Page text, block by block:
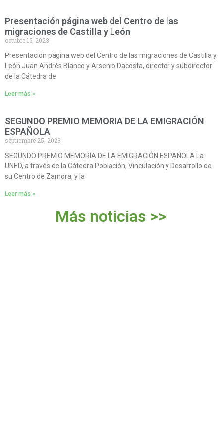
Presentación página web del Centro de las
migraciones de Castilla y León
octubre 16, 2023
Presentación página web del Centro de las migraciones de Castilla y
León Juan Andrés Blanco y Arsenio Dacosta, director y subdirector
de la Cátedra de
Leer más »
SEGUNDO PREMIO MEMORIA DE LA EMIGRACIÓN
ESPAÑOLA
septiembre 25, 2023
SEGUNDO PREMIO MEMORIA DE LA EMIGRACIÓN ESPAÑOLA La
UNED, a través de la Cátedra Población, Vinculación y Desarrollo de
su Centro de Zamora, y la
Leer más »
Más noticias >>